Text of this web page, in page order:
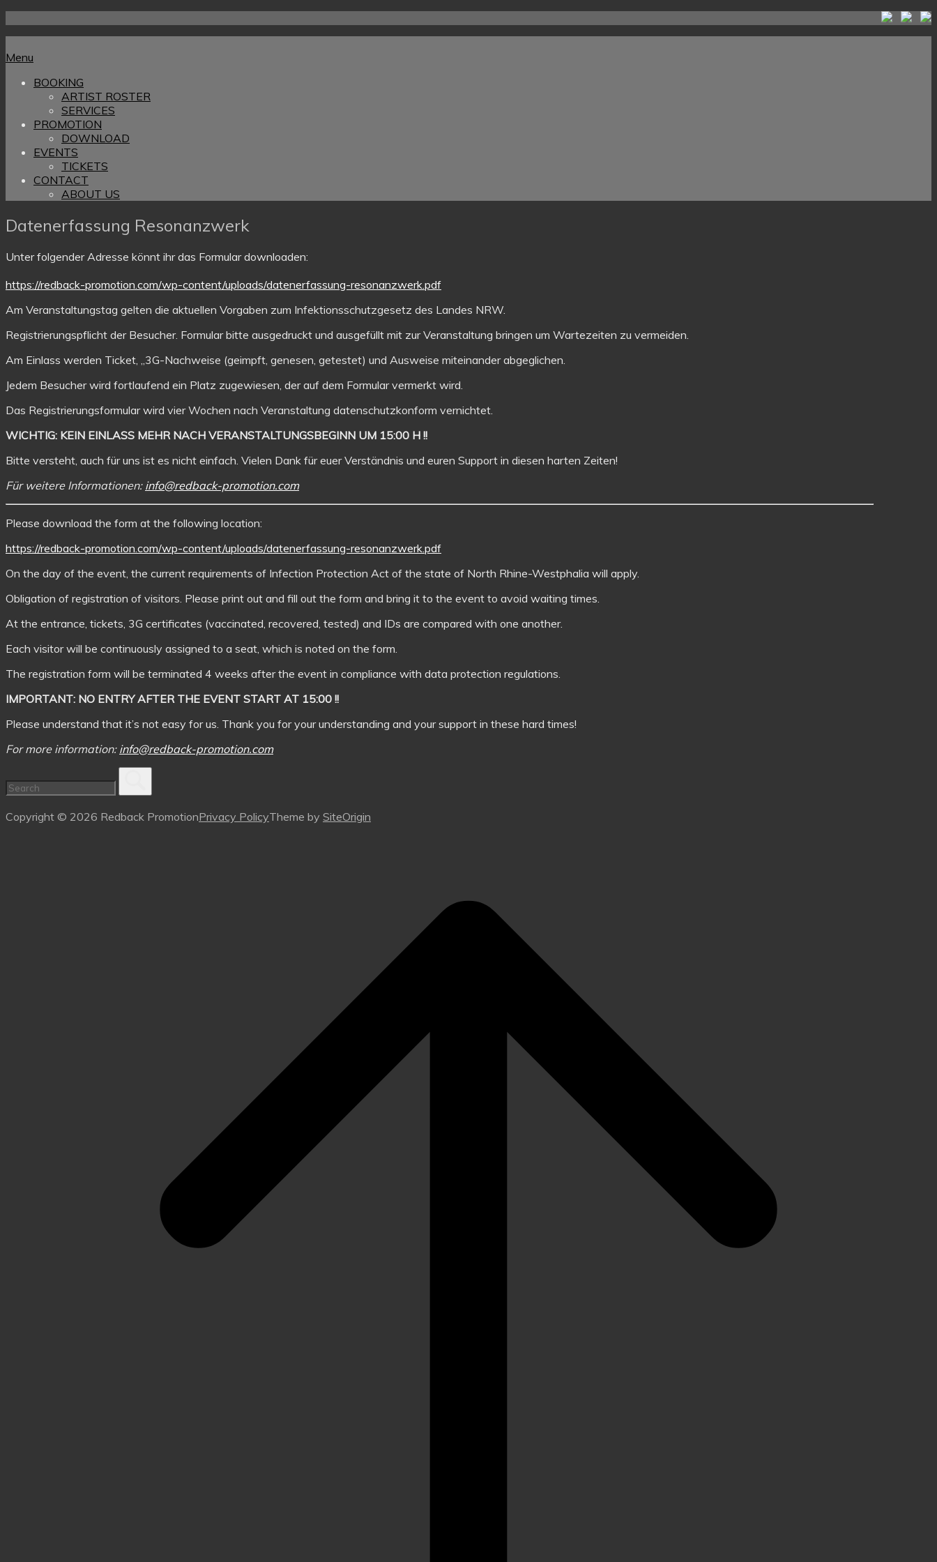
Menu
BOOKING
ARTIST ROSTER
SERVICES
PROMOTION
DOWNLOAD
EVENTS
TICKETS
CONTACT
ABOUT US
Datenerfassung Resonanzwerk
Unter folgender Adresse könnt ihr das Formular downloaden:
https://redback-promotion.com/wp-content/uploads/datenerfassung-resonanzwerk.pdf
Am Veranstaltungstag gelten die aktuellen Vorgaben zum Infektionsschutzgesetz des Landes NRW.
Registrierungspflicht der Besucher. Formular bitte ausgedruckt und ausgefüllt mit zur Veranstaltung bringen um Wartezeiten zu vermeiden.
Am Einlass werden Ticket, „3G-Nachweise (geimpft, genesen, getestet) und Ausweise miteinander abgeglichen.
Jedem Besucher wird fortlaufend ein Platz zugewiesen, der auf dem Formular vermerkt wird.
Das Registrierungsformular wird vier Wochen nach Veranstaltung datenschutzkonform vernichtet.
WICHTIG: KEIN EINLASS MEHR NACH VERANSTALTUNGSBEGINN UM 15:00 H !!
Bitte versteht, auch für uns ist es nicht einfach. Vielen Dank für euer Verständnis und euren Support in diesen harten Zeiten!
Für weitere Informationen: info@redback-promotion.com
Please download the form at the following location:
https://redback-promotion.com/wp-content/uploads/datenerfassung-resonanzwerk.pdf
On the day of the event, the current requirements of Infection Protection Act of the state of North Rhine-Westphalia will apply.
Obligation of registration of visitors. Please print out and fill out the form and bring it to the event to avoid waiting times.
At the entrance, tickets, 3G certificates (vaccinated, recovered, tested) and IDs are compared with one another.
Each visitor will be continuously assigned to a seat, which is noted on the form.
The registration form will be terminated 4 weeks after the event in compliance with data protection regulations.
IMPORTANT: NO ENTRY AFTER THE EVENT START AT 15:00 !!
Please understand that it’s not easy for us. Thank you for your understanding and your support in these hard times!
For more information: info@redback-promotion.com
Copyright © 2026 Redback PromotionPrivacy PolicyTheme by SiteOrigin